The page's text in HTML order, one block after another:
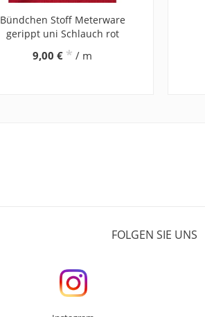
Bündchen Stoff Meterware
gerippt uni Schlauch rot
9,00 € * / m
FOLGEN SIE UNS